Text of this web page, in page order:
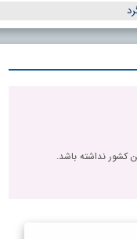
کشور نداشته باشد.